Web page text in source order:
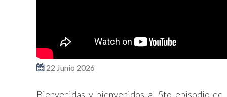
22 Junio 2026
Bienvenidas y bienvenidos al 5to episodio